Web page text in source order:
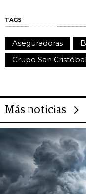
TAGS
Aseguradoras
Grupo San Cristóbal
Más noticias